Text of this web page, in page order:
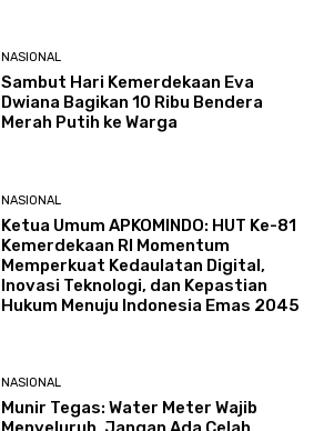
NASIONAL
Sambut Hari Kemerdekaan Eva
Dwiana Bagikan 10 Ribu Bendera
Merah Putih ke Warga
NASIONAL
Ketua Umum APKOMINDO: HUT Ke-81
Kemerdekaan RI Momentum
Memperkuat Kedaulatan Digital,
Inovasi Teknologi, dan Kepastian
Hukum Menuju Indonesia Emas 2045
NASIONAL
Munir Tegas: Water Meter Wajib